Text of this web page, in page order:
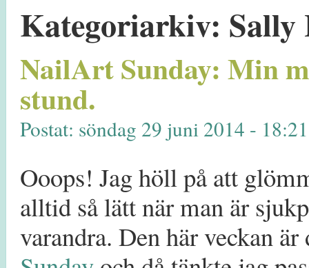
Kategoriarkiv: Sally
NailArt Sunday: Min
stund.
Postat: söndag 29 juni 2014 -
Ooops! Jag höll på att
alltid så lätt när man är
varandra. Den här veckan